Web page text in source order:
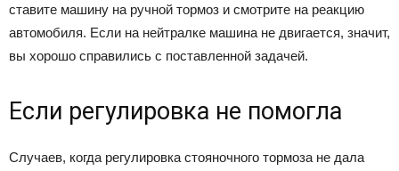
ставите машину на ручной тормоз и смотрите на реакцию
автомобиля. Если на нейтралке машина не двигается, значит,
вы хорошо справились с поставленной задачей.
Если регулировка не помогла
Случаев, когда регулировка стояночного тормоза не дала